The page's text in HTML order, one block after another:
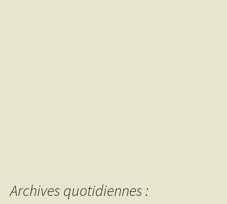
Archives quotidiennes :